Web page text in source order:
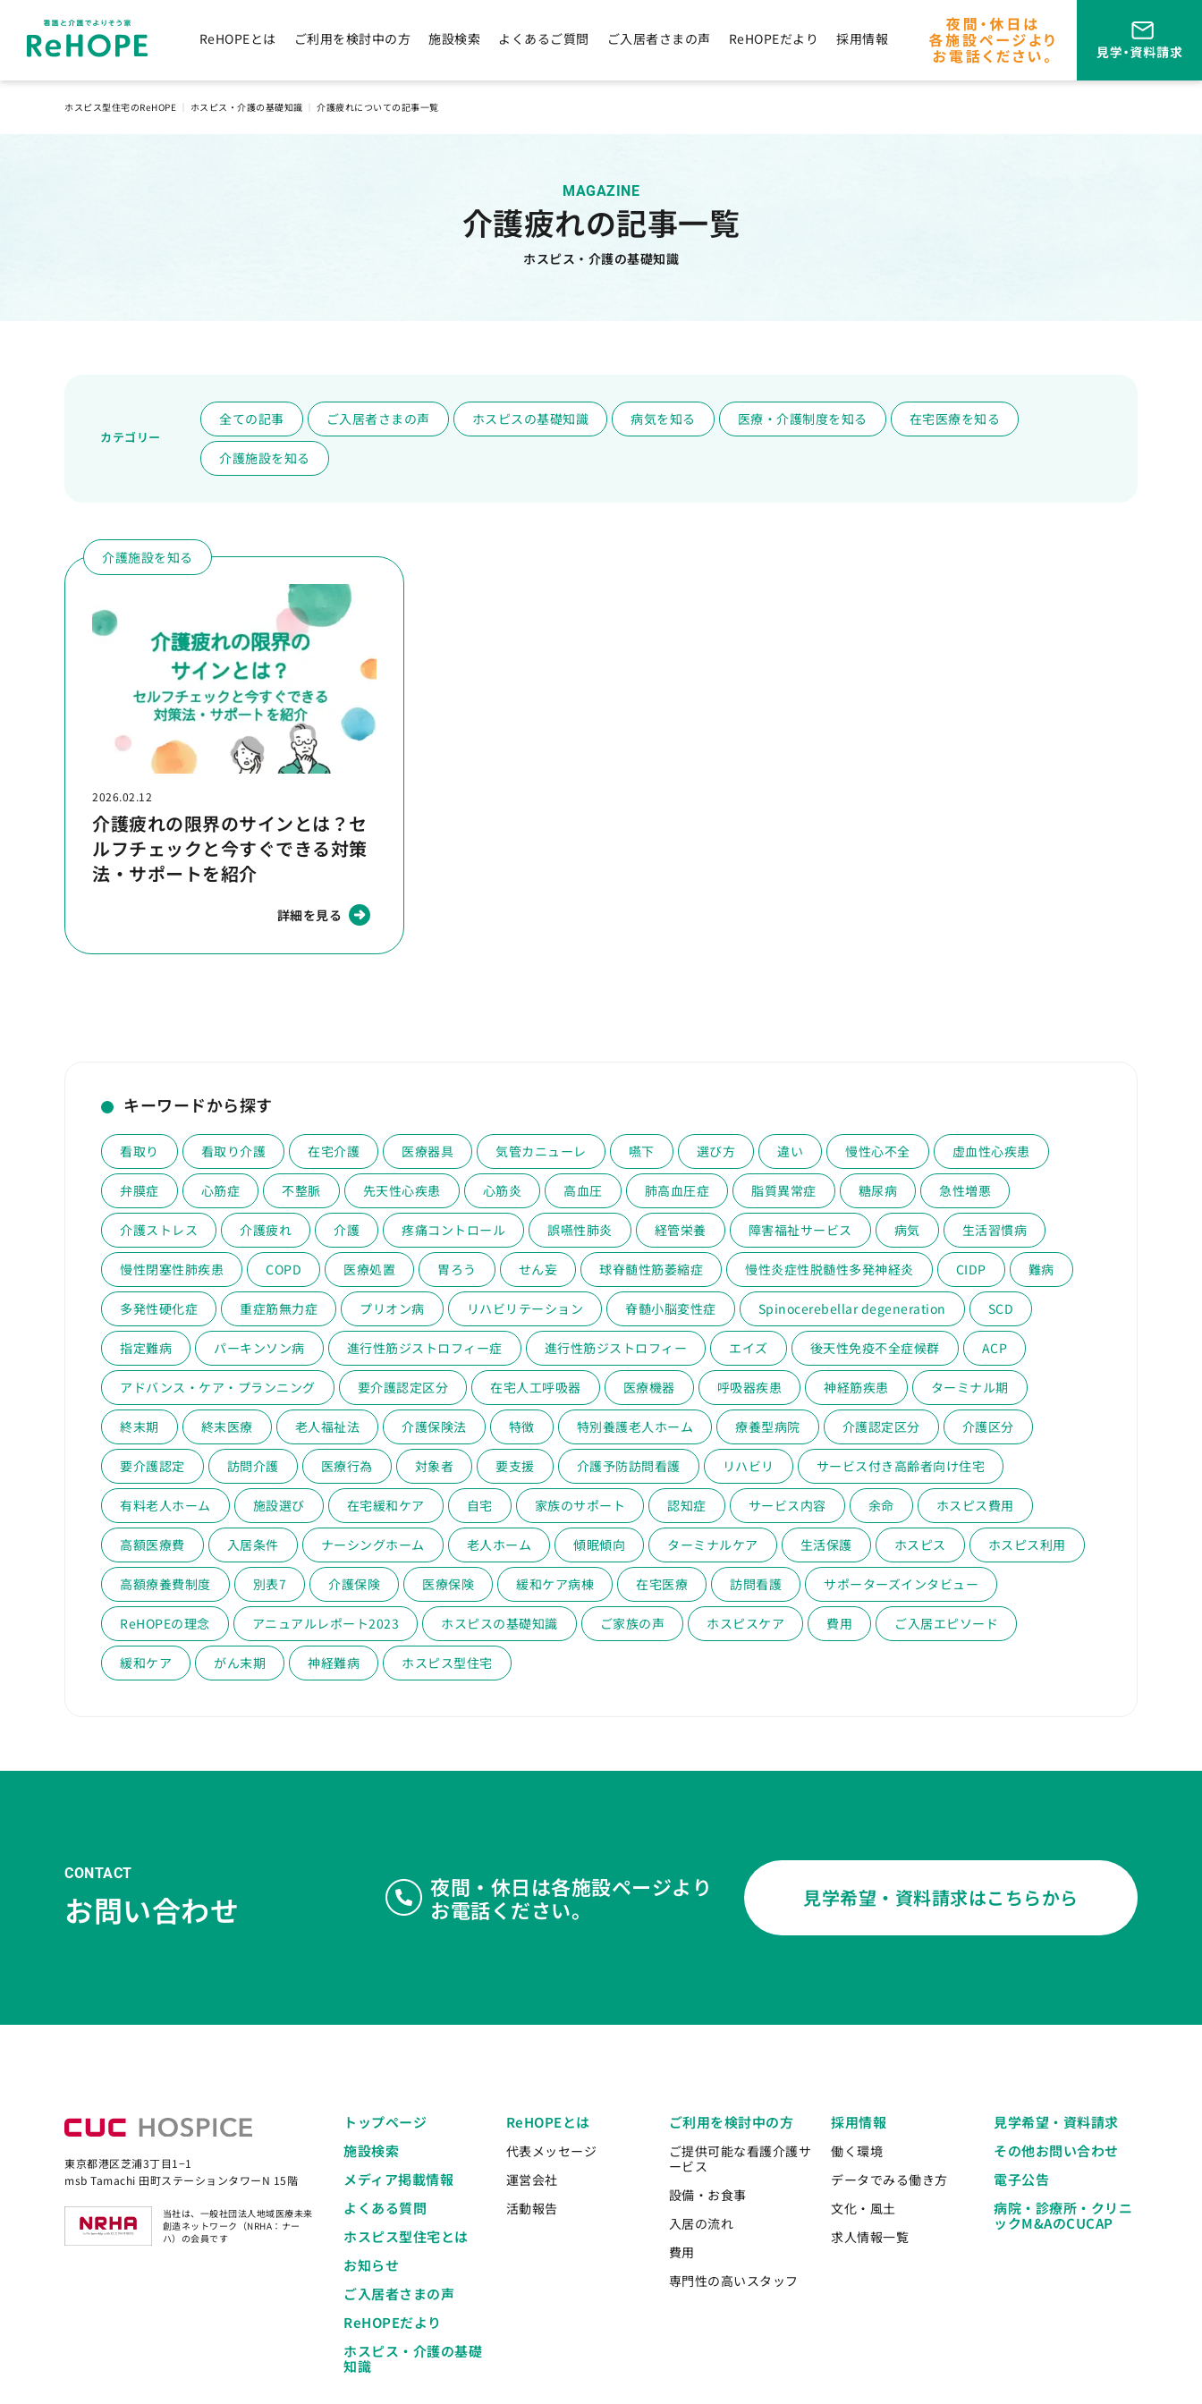
ReHOPEとは ご利用を検討中の方 施設検索 よくあるご質問 ご入居者さまの声 ReHOPEだより 採用情報
ホスピス型住宅のReHOPE ホスピス・介護の基礎知識 介護疲れについての記事一覧
MAGAZINE
介護疲れの記事一覧
ホスピス・介護の基礎知識
カテゴリー
全ての記事 ご入居者さまの声 ホスピスの基礎知識 病気を知る 医療・介護制度を知る 在宅医療を知る
介護施設を知る
介護施設を知る
2026.02.12
介護疲れの限界のサインとは？セ
ルフチェックと今すぐできる対策
法・サポートを紹介
詳細を見る
キーワードから探す
看取り 看取り介護 在宅介護 医療器具 気管カニューレ 嚥下 選び方 違い 慢性心不全 虚血性心疾患
弁膜症 心筋症 不整脈 先天性心疾患 心筋炎 高血圧 肺高血圧症 脂質異常症 糖尿病 急性増悪
介護ストレス 介護疲れ 介護 疼痛コントロール 誤嚥性肺炎 経管栄養 障害福祉サービス 病気 生活習慣病
慢性閉塞性肺疾患 COPD 医療処置 胃ろう せん妄 球脊髄性筋萎縮症 慢性炎症性脱髄性多発神経炎 CIDP 難病
多発性硬化症 重症筋無力症 プリオン病 リハビリテーション 脊髄小脳変性症 Spinocerebellar degeneration SCD
指定難病 パーキンソン病 進行性筋ジストロフィー症 進行性筋ジストロフィー エイズ 後天性免疫不全症候群 ACP
アドバンス・ケア・プランニング 要介護認定区分 在宅人工呼吸器 医療機器 呼吸器疾患 神経筋疾患 ターミナル期
終末期 終末医療 老人福祉法 介護保険法 特徴 特別養護老人ホーム 療養型病院 介護認定区分 介護区分
要介護認定 訪問介護 医療行為 対象者 要支援 介護予防訪問看護 リハビリ サービス付き高齢者向け住宅
有料老人ホーム 施設選び 在宅緩和ケア 自宅 家族のサポート 認知症 サービス内容 余命 ホスピス費用
高額医療費 入居条件 ナーシングホーム 老人ホーム 傾眠傾向 ターミナルケア 生活保護 ホスピス ホスピス利用
高額療養費制度 別表7 介護保険 医療保険 緩和ケア病棟 在宅医療 訪問看護 サポーターズインタビュー
ReHOPEの理念 アニュアルレポート2023 ホスピスの基礎知識 ご家族の声 ホスピスケア 費用 ご入居エピソード
緩和ケア がん末期 神経難病 ホスピス型住宅
CONTACT
お問い合わせ
夜間・休日は各施設ページより
お電話ください。
見学希望・資料請求はこちらから
東京都港区芝浦3丁目1−1
msb Tamachi 田町ステーションタワーN 15階
当社は、一般社団法人地域医療未来
創造ネットワーク（NRHA：ナー
ハ）の会員です
トップページ
施設検索
メディア掲載情報
よくある質問
ホスピス型住宅とは
お知らせ
ご入居者さまの声
ReHOPEだより
ホスピス・介護の基礎
知識
ReHOPEとは
代表メッセージ
運営会社
活動報告
ご利用を検討中の方
ご提供可能な看護介護サ
ービス
設備・お食事
入居の流れ
費用
専門性の高いスタッフ
採用情報
働く環境
データでみる働き方
文化・風土
求人情報一覧
見学希望・資料請求
その他お問い合わせ
電子公告
病院・診療所・クリニ
ックM&AのCUCAP